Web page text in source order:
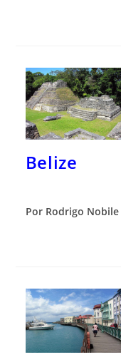
Belize
Por Rodrigo Nobile